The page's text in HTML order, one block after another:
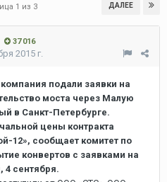
ДАЛЕЕ
1 из 3
37 016
2015 г.
подали заявки на
моста через Малую
в Санкт-Петербурге.
цены контракта
12», сообщает комитет по
конвертов с заявками на
4 сентября.